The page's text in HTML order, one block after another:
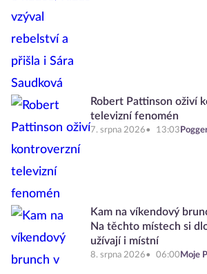
Robert Pattinson oživí
televizní fenomén
7. srpna 2026 13:03
Kam na víkendový
Na těchto místech si
užívají i místní
8. srpna 2026 06:00 Moje